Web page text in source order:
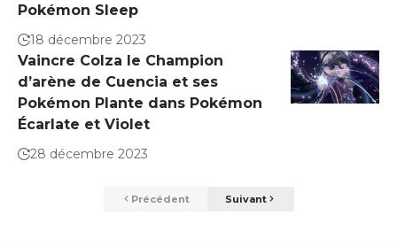
Pokémon Sleep
18 décembre 2023
Vaincre Colza le Champion
d’arène de Cuencia et ses
Pokémon Plante dans Pokémon
Écarlate et Violet
28 décembre 2023
Précédent Suivant